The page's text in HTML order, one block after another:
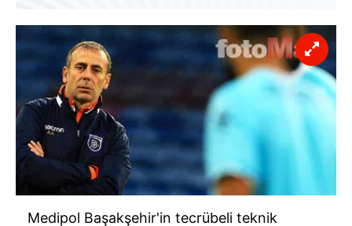
Medipol Başakşehir'in tecrübeli teknik